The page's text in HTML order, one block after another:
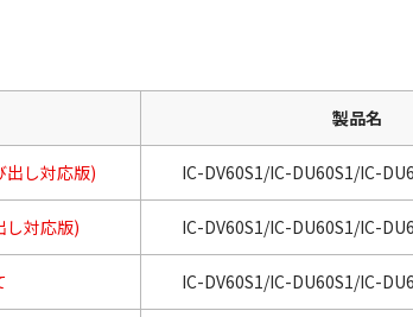
製品名
出し対応版) IC-DV60S1/IC-DU60S1/IC-
し対応版) IC-DV60S1/IC-DU60S1/IC-
IC-DV60S1/IC-DU60S1/IC-